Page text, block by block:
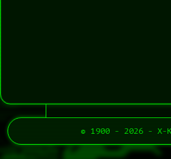
© 1900 - 2026 - X-